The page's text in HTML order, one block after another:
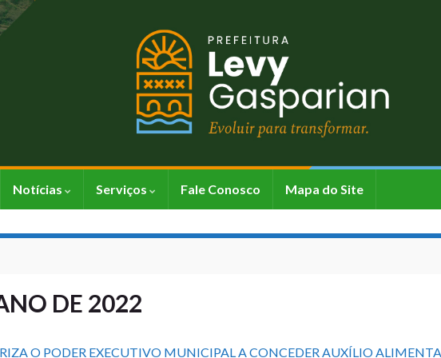
Notícias Serviços Fale Conosco Mapa do Site
DE 2022
O PODER EXECUTIVO MUNICIPAL A CONCEDER AUXÍLIO